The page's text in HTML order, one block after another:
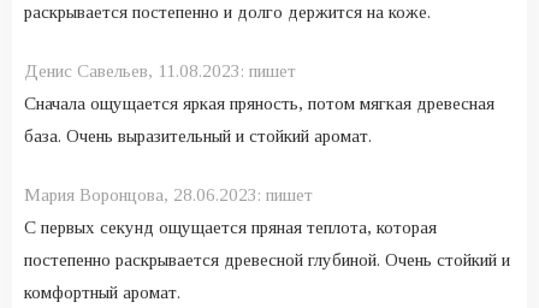
раскрывается постепенно и долго держится на коже.
Денис Савельев, 11.08.2023: пишет
Сначала ощущается яркая пряность, потом мягкая древесная
база. Очень выразительный и стойкий аромат.
Мария Воронцова, 28.06.2023: пишет
С первых секунд ощущается пряная теплота, которая
постепенно раскрывается древесной глубиной. Очень стойкий и
комфортный аромат.